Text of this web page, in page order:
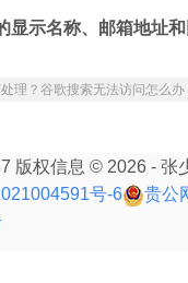
理？谷歌搜索无法访问怎么
显示名称、邮箱地址
版权信息 © 2026 - 张
号-6
贵公